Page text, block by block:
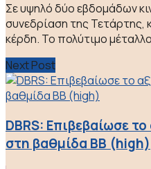
Σε υψηλό δύο εβδομάδων
συνεδρίαση της
κέρδη. Το πολύτιμο
Next Post
DBRS: Eπιβεβαίωσε
στη βαθμίδα ΒΒ (high)